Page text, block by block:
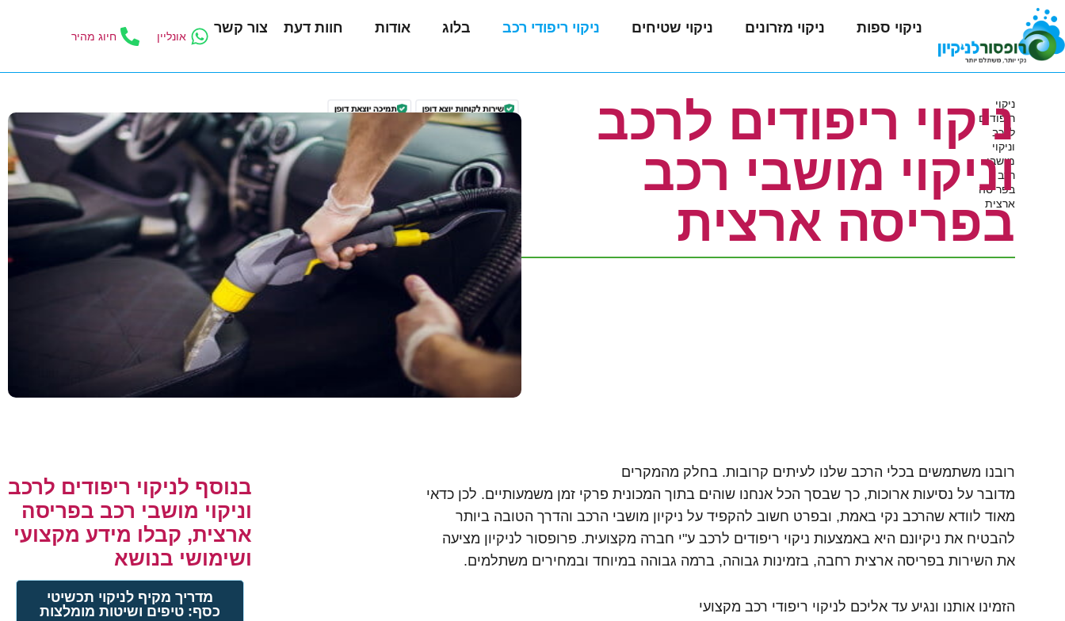
ניקוי ספות ניקוי מזרונים ניקוי שטיחים ניקוי ריפודי רכב בלוג אודות חוות דעת צור קשר
אונליין חיוג מהיר
ניקוי
ריפודים
לרכב
וניקוי
מושבי
רכב
בפריסה
ארצית
ניקוי ריפודים לרכב
וניקוי מושבי רכב
בפריסה ארצית
הזמנת
שירות
הדגמה
073-
3744732
רובנו משתמשים בכלי הרכב שלנו לעיתים קרובות. בחלק מהמקרים
מדובר על נסיעות ארוכות, כך שבסך הכל אנחנו שוהים בתוך המכונית פרקי זמן משמעותיים. לכן כדאי
מאוד לוודא שהרכב נקי באמת, ובפרט חשוב להקפיד על ניקיון מושבי הרכב והדרך הטובה ביותר
להבטיח את ניקיונם היא באמצעות ניקוי ריפודים לרכב ע"י חברה מקצועית. פרופסור לניקיון מציעה
את השירות בפריסה ארצית רחבה, בזמינות גבוהה, ברמה גבוהה במיוחד ובמחירים משתלמים.
הזמינו אותנו ונגיע עד אליכם לניקוי ריפודי רכב מקצועי
בנוסף לניקוי ריפודים לרכב
וניקוי מושבי רכב בפריסה
ארצית, קבלו מידע מקצועי
ושימושי בנושא
מדריך מקיף לניקוי תכשיטי
כסף: טיפים ושיטות מומלצות